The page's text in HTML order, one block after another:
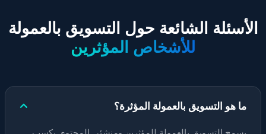
الأسئلة الشائعة حول التسويق بالعمولة
للأشخاص المؤثرين
ما هو التسويق بالعمولة المؤثرة؟